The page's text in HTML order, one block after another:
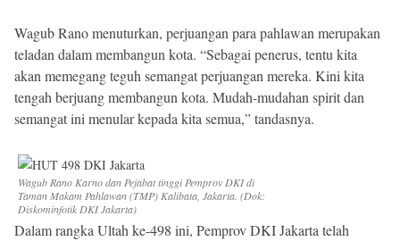
Wagub Rano menuturkan, perjuangan para pahlawan merupakan
teladan dalam membangun kota. “Sebagai penerus, tentu kita
akan memegang teguh semangat perjuangan mereka. Kini kita
tengah berjuang membangun kota. Mudah-mudahan spirit dan
semangat ini menular kepada kita semua,” tandasnya.
Wagub Rano Karno dan Pejabat tinggi Pemprov DKI di
Taman Makam Pahlawan (TMP) Kalibata, Jakarta. (Dok:
Diskominfotik DKI Jakarta)
Dalam rangka Ultah ke-498 ini, Pemprov DKI Jakarta telah